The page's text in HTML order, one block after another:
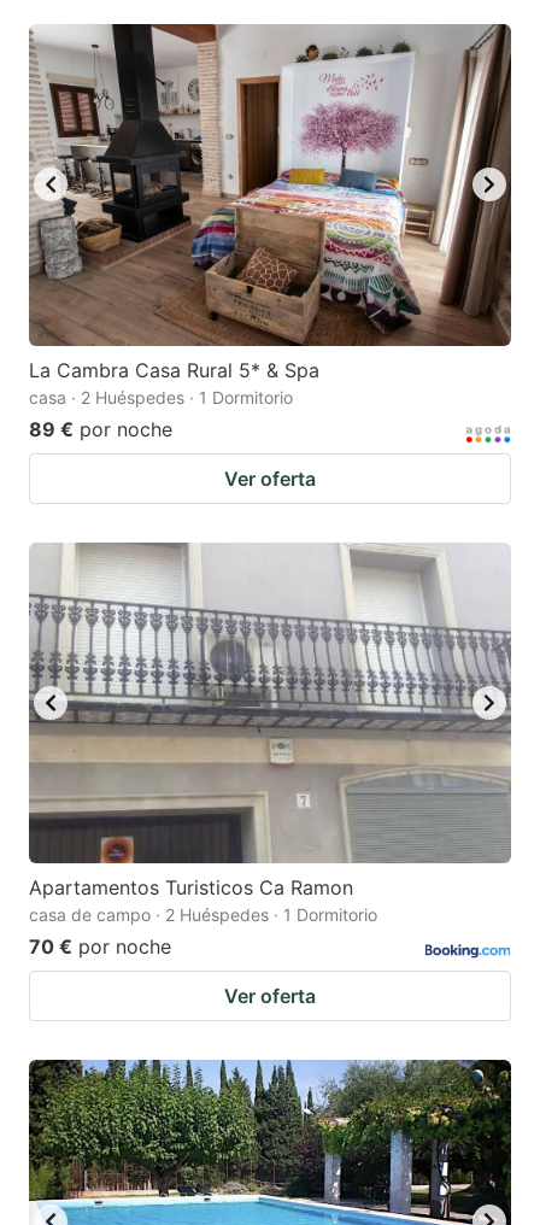
mark
key
to
get
the
keyboard
shortcuts
for
changing
dates.
mark
key
to
get
the
keyboard
shortcuts
for
changing
dates.
La Cambra Casa Rural 5* & Spa
casa · 2 Huéspedes · 1 Dormitorio
89 € por noche
Ver oferta
Apartamentos Turisticos Ca Ramon
casa de campo · 2 Huéspedes · 1 Dormitorio
70 € por noche
Ver oferta